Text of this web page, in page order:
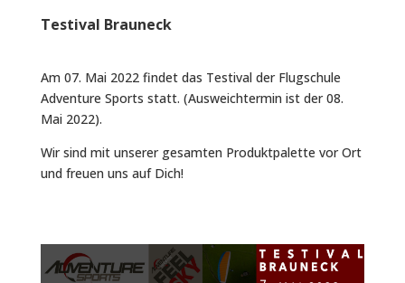
Testival Brauneck
Am 07. Mai 2022 findet das Testival der Flugschule
Adventure Sports statt. (Ausweichtermin ist der 08.
Mai 2022).
Wir sind mit unserer gesamten Produktpalette vor Ort
und freuen uns auf Dich!